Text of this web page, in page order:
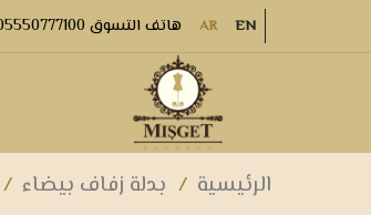
AR EN هاتف التسوق 00905550777100
الرئيسية / بدلة زفاف بيضاء /